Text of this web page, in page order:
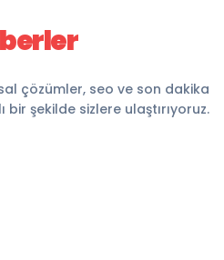
çözümler, seo ve son dakika
bir şekilde sizlere ulaştırıyoruz.